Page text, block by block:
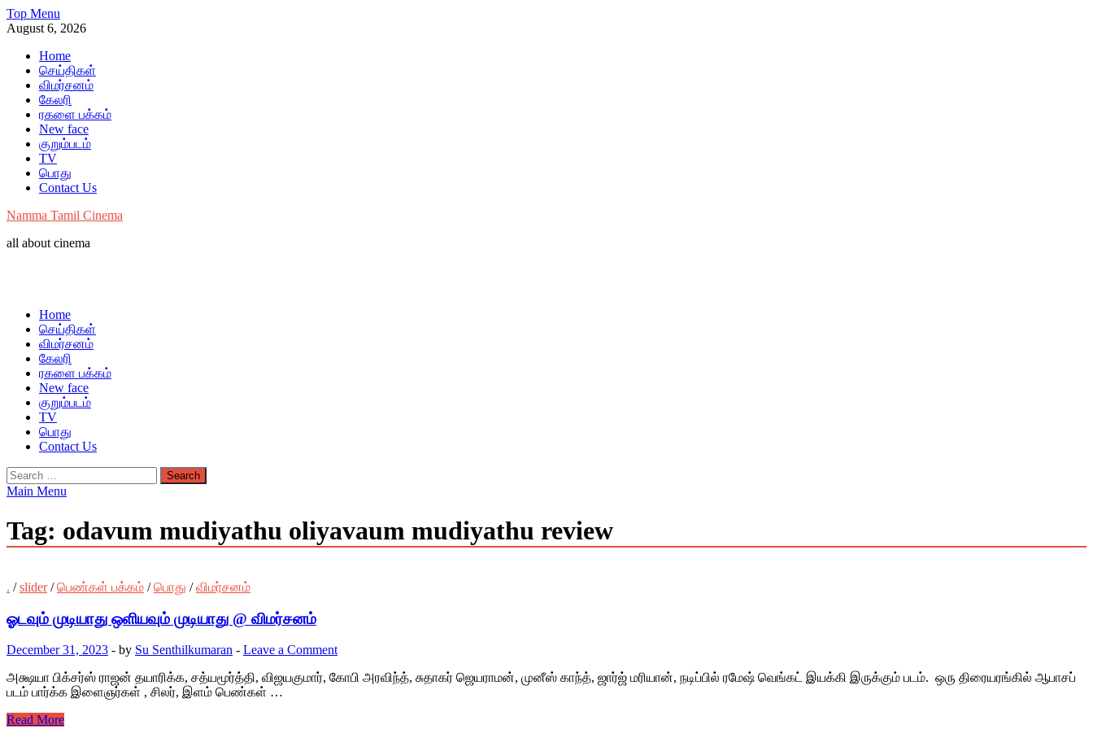
Skip
to
Top Menu
August 6, 2026
Home
செய்திகள்
விமர்சனம்
கேலரி
ரகளை பக்கம்
New face
குறும்படம்
TV
பொது
Contact Us
Namma Tamil Cinema
all about cinema
Home
செய்திகள்
விமர்சனம்
கேலரி
ரகளை பக்கம்
New face
குறும்படம்
TV
பொது
Contact Us
Search
for:
Main Menu
Tag: odavum mudiyathu oliyavaum mudiyathu review
. /slider/பெண்கள் பக்கம் /பொது /விமர்சனம்
ஓடவும் முடியாது ஒளியவும் முடியாது @ விமர்சனம்
December 31, 2023 - by Su Senthilkumaran - Leave a Comment
அக்ஷயா பிக்சர்ஸ் ராஜன் தயாரிக்க, சத்யமூர்த்தி, விஜயகுமார், கோபி அரவிந்த், சுதாகர் ஜெயராமன், முனீஸ் காந்த், ஜார்ஜ் மரியான், நடிப்பில் ரமேஷ் வெங்கட் இயக்கி இருக்கும் படம். ஒரு திரையரங்கில் ஆபாசப்
படம் பார்க்க இளைஞர்கள் , சிலர், இளம் பெண்கள் …
Read More